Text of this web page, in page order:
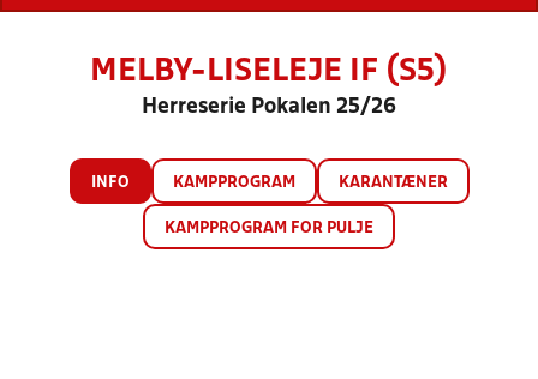
MELBY-LISELEJE IF (S5)
Herreserie Pokalen 25/26
INFO KAMPPROGRAM KARANTÆNER
KAMPPROGRAM FOR PULJE